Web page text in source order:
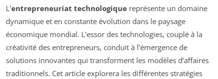
L’entrepreneuriat technologique représente un domaine
dynamique et en constante évolution dans le paysage
économique mondial. L’essor des technologies, couplé à la
créativité des entrepreneurs, conduit à l’émergence de
solutions innovantes qui transforment les modèles d’affaires
traditionnels. Cet article explorera les différentes stratégies